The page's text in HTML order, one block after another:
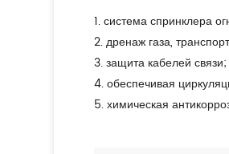
1. система спринклера
2. дренаж газа,
3. защита кабелей связи;
4. обеспечивая
5. химическая